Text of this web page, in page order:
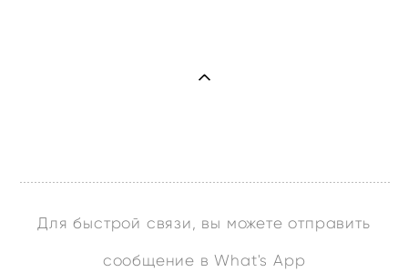
Для быстрой связи, вы можете отправить
сообщение в What's App